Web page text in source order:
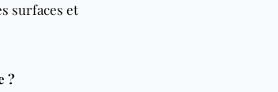
surfaces et
?